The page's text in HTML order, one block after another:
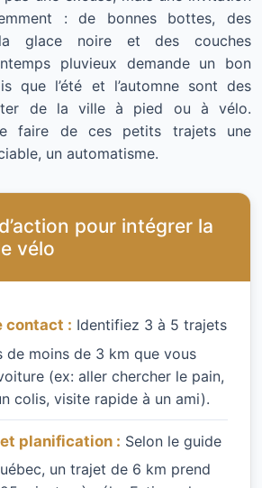
: de bonnes bottes, des
glace noire et des couches
pluvieux demande un bon
que l’été et l’automne sont des
de la ville à pied ou à vélo.
faire de ces petits trajets une
un automatisme.
pour intégrer la
vélo
contact : Identifiez 3 à 5 trajets
de moins de 3 km que vous
(ex: aller chercher le pain,
colis, visite rapide à un ami).
planification : Selon le guide
un trajet de 6 km prend